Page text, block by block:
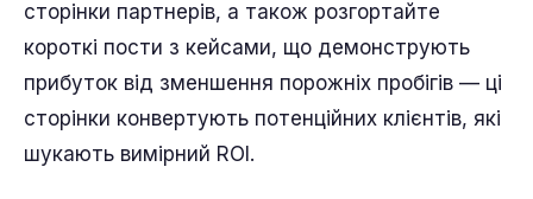
сторінки партнерів, а також розгортайте
короткі пости з кейсами, що демонструють
прибуток від зменшення порожніх пробігів — ці
сторінки конвертують потенційних клієнтів, які
шукають вимірний ROI.